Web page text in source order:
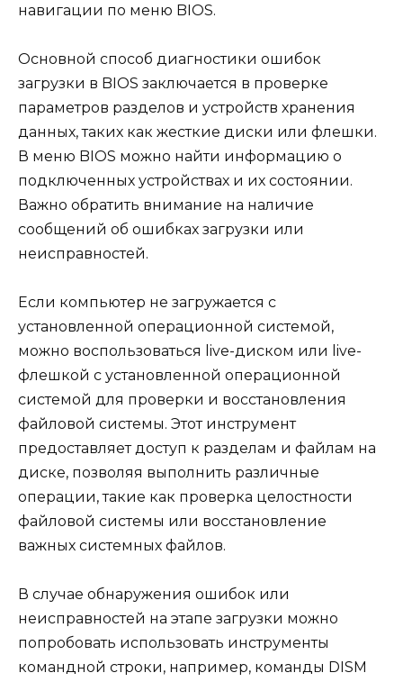
навигации по меню BIOS.
Основной способ диагностики ошибок
загрузки в BIOS заключается в проверке
параметров разделов и устройств хранения
данных, таких как жесткие диски или флешки.
В меню BIOS можно найти информацию о
подключенных устройствах и их состоянии.
Важно обратить внимание на наличие
сообщений об ошибках загрузки или
неисправностей.
Если компьютер не загружается с
установленной операционной системой,
можно воспользоваться live-диском или live-
флешкой с установленной операционной
системой для проверки и восстановления
файловой системы. Этот инструмент
предоставляет доступ к разделам и файлам на
диске, позволяя выполнить различные
операции, такие как проверка целостности
файловой системы или восстановление
важных системных файлов.
В случае обнаружения ошибок или
неисправностей на этапе загрузки можно
попробовать использовать инструменты
командной строки, например, команды DISM